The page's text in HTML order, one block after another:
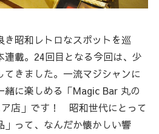
昭和レトロなスポットを巡
連載。24回目となる今回は、少
てきました。一流マジシャンに
緒に楽しめる「Magic Bar 丸の
店」です！ 昭和世代にとって
」って、なんだか懐かしい響